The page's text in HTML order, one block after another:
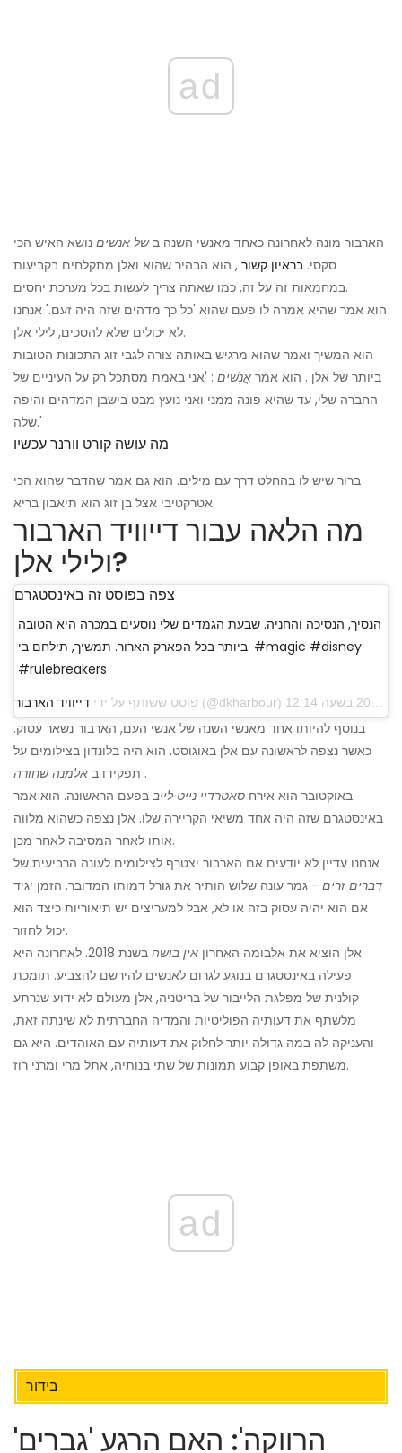
ad
הארבור מונה לאחרונה כאחד מאנשי השנה בשל אנשים נושא האיש הכי
סקסי. בראיון קשור , הוא הבהיר שהוא ואלן מתקלחים בקביעות
במחמאות זה על זה, כמו שאתה צריך לעשות בכל מערכת יחסים.
הוא אמר שהיא אמרה לו פעם שהוא 'כל כך מדהים שזה היה זעם.' אנחנו
לא יכולים שלא להסכים, לילי אלן.
הוא המשיך ואמר שהוא מרגיש באותה צורה לגבי זוג התכונות הטובות
ביותר של אלן . הוא אמר אֲנָשִׁים : 'אני באמת מסתכל רק על העיניים של
החברה שלי, עד שהיא פונה ממני ואני נועץ מבט בישבן המדהים והיפה
שלה.'
מה עושה קורט וורנר עכשיו
ברור שיש לו בהחלט דרך עם מילים. הוא גם אמר שהדבר שהוא הכי
אטרקטיבי אצל בן זוג הוא תיאבון בריא.
מה הלאה עבור דייוויד הארבור
ולילי אלן?
צפה בפוסט זה באינסטגרם
הנסיך, הנסיכה והחניה. שבעת הגמדים שלי נוסעים במכרה היא הטובה
ביותר בכל הפארק הארור. תמשיך, תילחם בי. #magic #disney
#rulebreakers
פוסט ששותף על ידי דייוויד הארבור
בנוסף להיותו אחד מאנשי השנה של אנשי העם, הארבור נשאר עסוק.
כאשר נצפה לראשונה עם אלן באוגוסט, הוא היה בלונדון בצילומים על
תפקידו ב אלמנה שחורה
.
באוקטובר הוא אירח סאטרדיי נייט לייב בפעם הראשונה. הוא אמר
באינסטגרם שזה היה אחד משיאי הקריירה שלו. אלן נצפה כשהוא מלווה
אותו לאחר המסיבה לאחר מכן.
אנחנו עדיין לא יודעים אם הארבור יצטרף לצילומים לעונה הרביעית של
דברים זרים - גמר עונה שלוש הותיר את גורל דמותו המדובר. הזמן יגיד
אם הוא יהיה עסוק בזה או לא, אבל למעריצים יש תיאוריות כיצד הוא
יכול לחזור.
אלן הוציא את אלבומה האחרון אין בושה
בשנת 2018. לאחרונה היא
פעילה באינסטגרם בנוגע לגרום לאנשים להירשם להצביע. תומכת
קולנית של מפלגת הלייבור של בריטניה, אלן מעולם לא ידוע שנרתע
מלשתף את דעותיה הפוליטיות והמדיה החברתית לא שינתה זאת,
והעניקה לה במה גדולה יותר לחלוק את דעותיה עם האוהדים. היא גם
משתפת באופן קבוע תמונות של שתי בנותיה, אתל מרי ומרני רוז.
ad
בידור
'הרווקה': האם הרגע 'גברים